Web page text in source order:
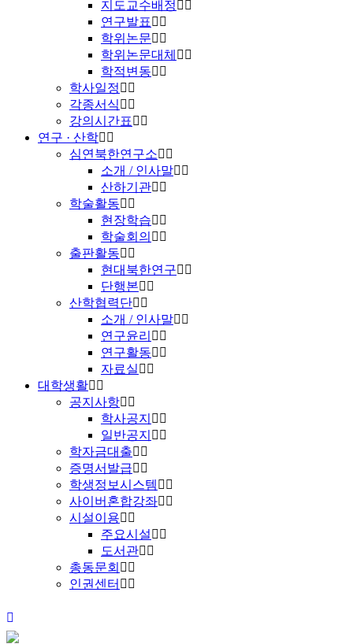
지도교수배정
연구발표
학위논문
학위논문대체
학적변동
학사일정
각종서식
강의시간표
연구 · 산학
심연북한연구소
소개 / 인사말
산하기관
학술활동
현장학습
학술회의
출판활동
현대북한연구
단행본
산학협력단
소개 / 인사말
연구윤리
연구활동
자료실
대학생활
공지사항
학사공지
일반공지
학자금대출
증명서발급
학생정보시스템
사이버혼합강좌
시설이용
주요시설
도서관
총동문회
인권센터